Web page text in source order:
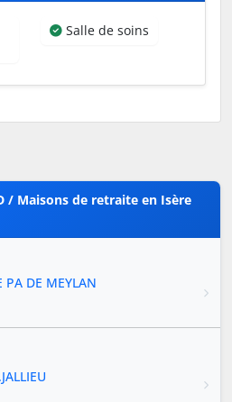
Salle de soins
/ Maisons de retraite en Isère
PA DE MEYLAN